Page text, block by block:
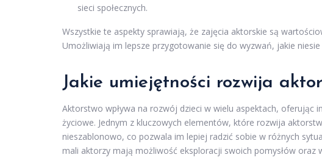
sieci społecznych.
Wszystkie te aspekty sprawiają, że zajęcia aktorskie są
Umożliwiają im lepsze przygotowanie się do wyzwań, jakie
Jakie umiejętności rozwija
Aktorstwo wpływa na rozwój dzieci w wielu aspektach, oferując
życiowe. Jednym z kluczowych elementów, które rozwija
nieszablonowo, co pozwala im lepiej radzić sobie w różnych
mali aktorzy mają możliwość eksploracji swoich pomysłów oraz